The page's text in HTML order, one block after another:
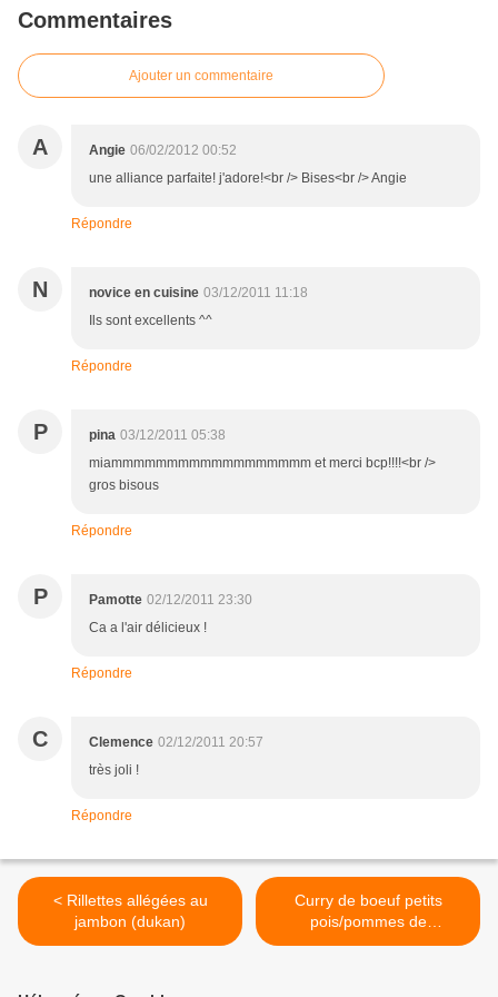
Commentaires
Ajouter un commentaire
A Angie 06/02/2012 00:52
une alliance parfaite! j'adore!<br /> Bises<br /> Angie
Répondre
N novice en cuisine 03/12/2011 11:18
Ils sont excellents ^^
Répondre
P pina 03/12/2011 05:38
miammmmmmmmmmmmmmmmmm et merci bcp!!!!<br />
gros bisous
Répondre
P Pamotte 02/12/2011 23:30
Ca a l'air délicieux !
Répondre
C Clemence 02/12/2011 20:57
très joli !
Répondre
< Rillettes allégées au
jambon (dukan)
Curry de boeuf petits
pois/pommes de
terre/lentilles corail >